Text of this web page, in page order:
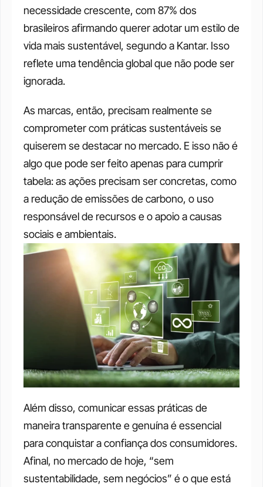
necessidade crescente, com 87% dos
brasileiros afirmando querer adotar um estilo de
vida mais sustentável, segundo a Kantar. Isso
reflete uma tendência global que não pode ser
ignorada.
As marcas, então, precisam realmente se
comprometer com práticas sustentáveis se
quiserem se destacar no mercado. E isso não é
algo que pode ser feito apenas para cumprir
tabela: as ações precisam ser concretas, como
a redução de emissões de carbono, o uso
responsável de recursos e o apoio a causas
sociais e ambientais.
Além disso, comunicar essas práticas de
maneira transparente e genuína é essencial
para conquistar a confiança dos consumidores.
Afinal, no mercado de hoje, “sem
sustentabilidade, sem negócios” é o que está